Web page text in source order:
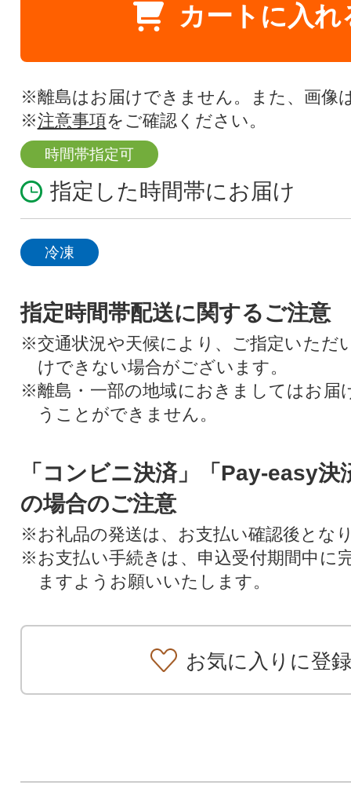
カートに入れ
※離島はお届けできません。また、画像
※注意事項をご確認ください。
時間帯指定可
指定した時間帯にお届け
冷凍
指定時間帯配送に関するご注意
※交通状況や天候により、ご指定いただ
けできない場合がございます。
※離島・一部の地域におきましてはお届
うことができません。
「コンビニ決済」「Pay-easy決
の場合のご注意
※お礼品の発送は、お支払い確認後とな
※お支払い手続きは、申込受付期間中に
ますようお願いいたします。
お気に入りに登録